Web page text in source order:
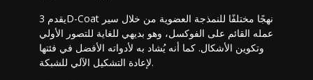
يقدم 3D-Coat نهجًا مختلفًا للنمذجة العضوية من خلال سير
عمله القائم على الفوكسل، وهو بديهي للغاية للتصور الأولي
وتكوين الأشكال. كما أنه يُشاد به لأدواته الأفضل في فئتها
لإعادة التشكيل الآلي للشبكة.